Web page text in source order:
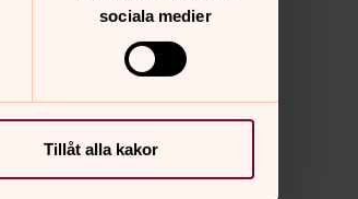
sociala medier
Tillåt alla kakor